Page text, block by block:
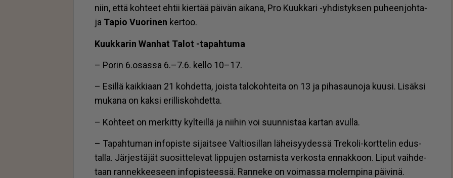
niin, et­tä koh­teet eh­tii kier­tää päi­vän ai­ka­na, Pro Kuuk­ka­ri -yh­dis­tyk­sen pu­heen­joh­ta­
ja Ta­pio Vuo­ri­nen ker­too.
Kuuk­ka­rin Wan­hat Ta­lot -ta­pah­tu­ma
– Po­rin 6.osas­sa 6.–7.6. kel­lo 10–17.
– Esil­lä kaik­ki­aan 21 koh­det­ta, jois­ta ta­lo­koh­tei­ta on 13 ja pi­ha­sau­no­ja kuu­si. Li­säk­si
mu­ka­na on kak­si eril­lis­koh­det­ta.
– Koh­teet on mer­kit­ty kyl­teil­lä ja nii­hin voi suun­nis­taa kar­tan avul­la.
– Ta­pah­tu­man in­fo­pis­te si­jait­see Val­ti­o­sil­lan lä­hei­syy­des­sä Tre­ko­li-kort­te­lin edus­
tal­la. Jär­jes­tä­jät suo­sit­te­le­vat lip­pu­jen os­ta­mis­ta ver­kos­ta en­nak­koon. Li­put vaih­de­
taan ran­nek­kee­seen in­fo­pis­tees­sä. Ran­ne­ke on voi­mas­sa mo­lem­pi­na päi­vi­nä.